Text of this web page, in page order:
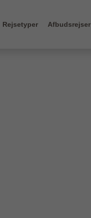
Rejsetyper Afbudsrejser